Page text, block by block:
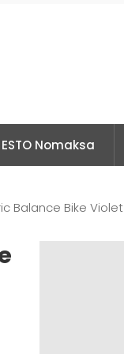
ESTO Nomaksa
Balance Bike Violet